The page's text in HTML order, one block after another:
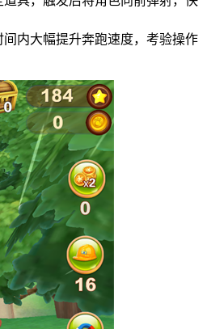
间内大幅提升奔跑速度，考验操作